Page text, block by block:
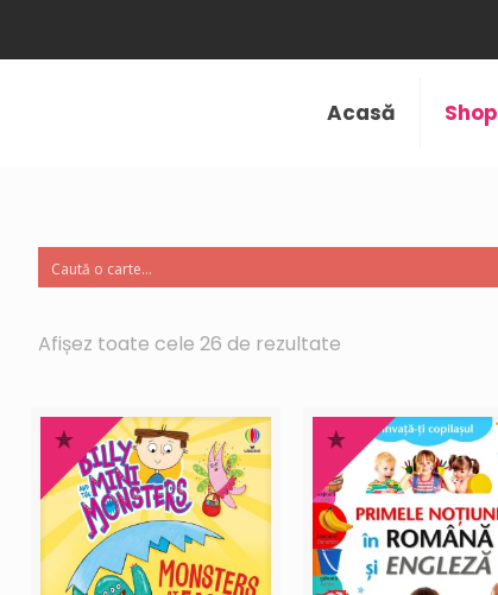
Acasă Shop
Afișez toate cele 26 de rezultate